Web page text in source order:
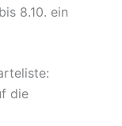
8.10. ein
die